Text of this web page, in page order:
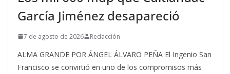
García Jiménez desapareció
7 de agosto de 2026 Redacción
ALMA GRANDE POR ÁNGEL ÁLVARO PEÑA El Ingenio San
Francisco se convirtió en uno de los compromisos más